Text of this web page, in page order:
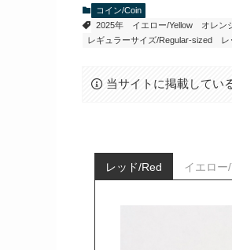
コイン/Coin
2025年
イエロー/Yellow オレン
レギュラーサイズ/Regular-sized
レ
当サイトに掲載してい
レッド/Red イエロー